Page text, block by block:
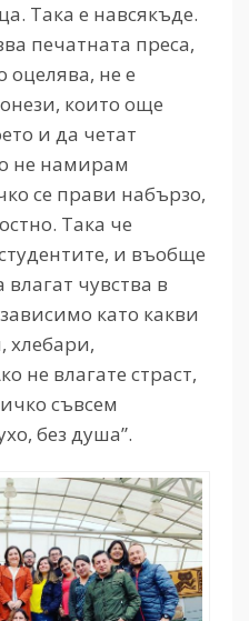
Така е навсякъде.
печатната преса,
оцелява, не е
които още
и да четат
не намирам
се прави набързо,
Така че
и въобще
чувства в
като какви
хлебари,
не влагате страст,
съвсем
без душа”.